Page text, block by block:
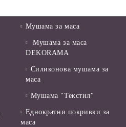
Мушама за маса
Мушама за маса
DEKORAMA
Силиконова мушама за
маса
Мушама "Текстил"
Еднократни покривки за
маса